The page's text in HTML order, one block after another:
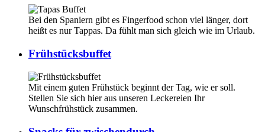
Bei den Spaniern gibt es Fingerfood schon viel länger, dort
heißt es nur Tappas. Da fühlt man sich gleich wie im Urlaub.
Frühstücksbuffet
Mit einem guten Frühstück beginnt der Tag, wie er soll.
Stellen Sie sich hier aus unseren Leckereien Ihr
Wunschfrühstück zusammen.